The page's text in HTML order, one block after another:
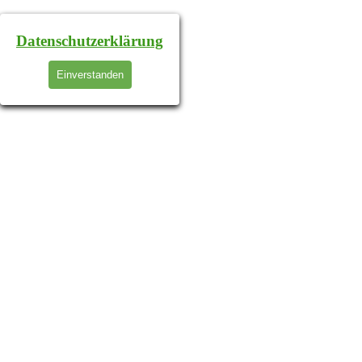
Datenschutzerklärung
Einverstanden